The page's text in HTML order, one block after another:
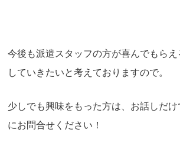
今後も派遣スタッフの方が喜んでもら
していきたいと考えておりますので。
少しでも興味をもった方は、お話しだ
にお問合せください！